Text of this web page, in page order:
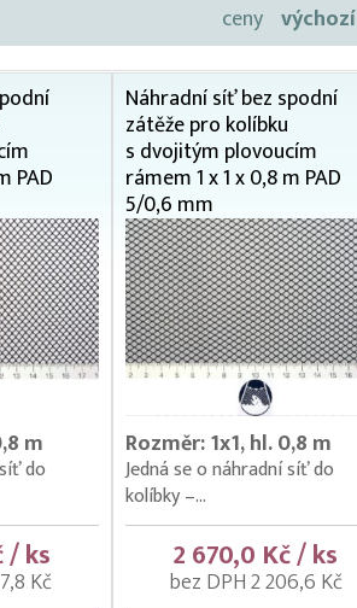
ceny výchozí
PAD
m
do
/ ks
Kč
Náhradní síť bez spodní
zátěže pro kolíbku
s dvojitým plovoucím
rámem 1 x 1 x 0,8 m PAD
5/0,6 mm
Rozměr: 1x1, hl. 0,8 m
Jedná se o náhradní síť do
kolíbky –...
2 670,0 Kč / ks
bez DPH 2 206,6 Kč